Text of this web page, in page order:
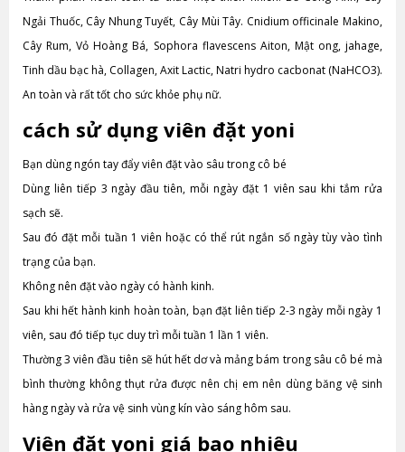
Ngải Thuốc, Cây Nhung Tuyết, Cây Mùi Tây. Cnidium officinale Makino,
Cây Rum, Vỏ Hoàng Bá, Sophora flavescens Aiton, Mật ong, jahage,
Tinh dầu bạc hà, Collagen, Axit Lactic, Natri hydro cacbonat (NaHCO3).
An toàn và rất tốt cho sức khỏe phụ nữ.
cách sử dụng viên đặt yoni
Bạn dùng ngón tay đẩy viên đặt vào sâu trong cô bé
Dùng liên tiếp 3 ngày đầu tiên, mỗi ngày đặt 1 viên sau khi tắm rửa
sạch sẽ.
Sau đó đặt mỗi tuần 1 viên hoặc có thể rút ngắn số ngày tùy vào tình
trạng của bạn.
Không nên đặt vào ngày có hành kinh.
Sau khi hết hành kinh hoàn toàn, bạn đặt liên tiếp 2-3 ngày mỗi ngày 1
viên, sau đó tiếp tục duy trì mỗi tuần 1 lần 1 viên.
Thường 3 viên đầu tiên sẽ hút hết dơ và mảng bám trong sâu cô bé mà
bình thường không thụt rửa được nên chị em nên dùng băng vệ sinh
hàng ngày và rửa vệ sinh vùng kín vào sáng hôm sau.
Viên đặt yoni giá bao nhiêu